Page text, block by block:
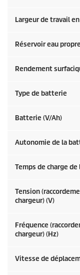
Largeur de travail
Réservoir eau
Rendement
Type de batterie
Batterie (V/Ah)
Autonomie de la
Temps de charge
Tension
chargeur) (V)
Fréquence
chargeur) (Hz)
Vitesse de